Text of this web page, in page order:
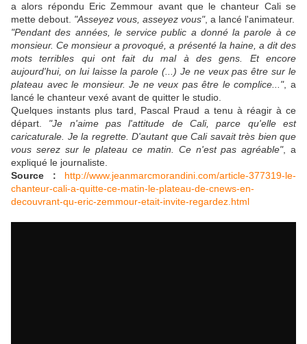
a alors répondu Eric Zemmour avant que le chanteur Cali se
mette debout. "Asseyez vous, asseyez vous", a lancé l'animateur.
"Pendant des années, le service public a donné la parole à ce
monsieur. Ce monsieur a provoqué, a présenté la haine, a dit des
mots terribles qui ont fait du mal à des gens. Et encore
aujourd'hui, on lui laisse la parole (...) Je ne veux pas être sur le
plateau avec le monsieur. Je ne veux pas être le complice...", a
lancé le chanteur vexé avant de quitter le studio.
Quelques instants plus tard, Pascal Praud a tenu à réagir à ce
départ.
"Je n'aime pas l'attitude de Cali, parce qu'elle est
caricaturale. Je la regrette. D'autant que Cali savait très bien que
vous serez sur le plateau ce matin. Ce n'est pas agréable", a
expliqué le journaliste.
Source :
http://www.jeanmarcmorandini.com/article-377319-le-
chanteur-cali-a-quitte-ce-matin-le-plateau-de-cnews-en-
decouvrant-qu-eric-zemmour-etait-invite-regardez.html